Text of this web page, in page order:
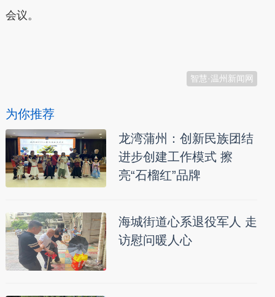
会议。
智慧·温州新闻网
为你推荐
龙湾蒲州：创新民族团结
进步创建工作模式 擦
亮“石榴红”品牌
海城街道心系退役军人 走
访慰问暖人心